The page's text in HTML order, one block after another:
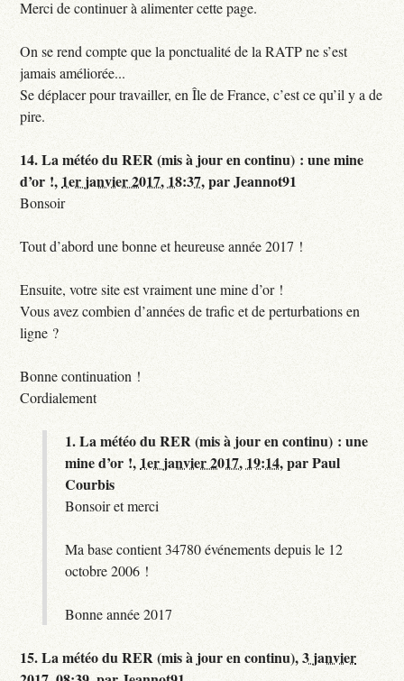
Merci de continuer à alimenter cette page.
On se rend compte que la ponctualité de la RATP ne s’est
jamais améliorée...
Se déplacer pour travailler, en Île de France, c’est ce qu’il y a de
pire.
14.La météo du RER (mis à jour en continu) : une mine
d’or !, 1er janvier 2017, 18:37,parJeannot91
Bonsoir
Tout d’abord une bonne et heureuse année 2017 !
Ensuite, votre site est vraiment une mine d’or !
Vous avez combien d’années de trafic et de perturbations en
ligne ?
Bonne continuation !
Cordialement
1.La météo du RER (mis à jour en continu) : une
mine d’or !, 1er janvier 2017, 19:14,parPaul
Courbis
Bonsoir et merci
Ma base contient 34780 événements depuis le 12
octobre 2006 !
Bonne année 2017
15.La météo du RER (mis à jour en continu),3 janvier